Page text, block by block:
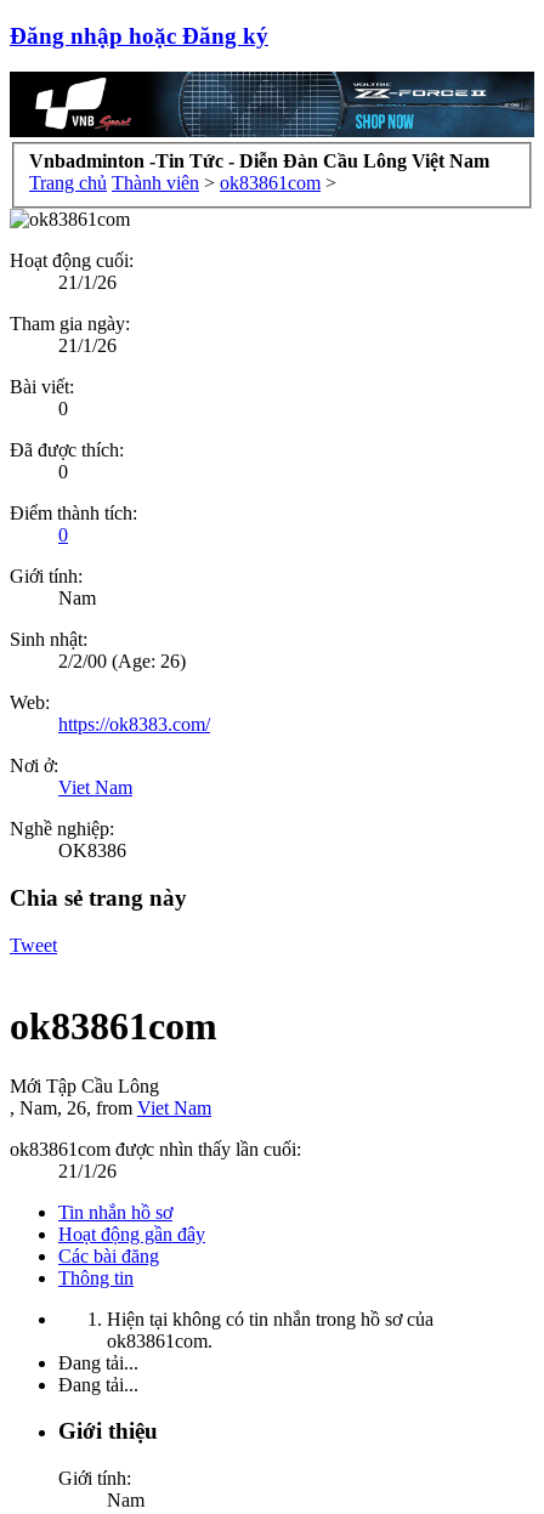
Đăng nhập hoặc Đăng ký
Vnbadminton -Tin Tức - Diễn Đàn Cầu Lông Việt Nam
Trang chủ Thành viên > ok83861com >
Hoạt động cuối:
21/1/26
Tham gia ngày:
21/1/26
Bài viết:
0
Đã được thích:
0
Điểm thành tích:
0
Giới tính:
Nam
Sinh nhật:
2/2/00 (Age: 26)
Web:
https://ok8383.com/
Nơi ở:
Viet Nam
Nghề nghiệp:
OK8386
Chia sẻ trang này
Tweet
ok83861com
Mới Tập Cầu Lông
, Nam, 26, from Viet Nam
ok83861com được nhìn thấy lần cuối:
21/1/26
Tin nhắn hồ sơ
Hoạt động gần đây
Các bài đăng
Thông tin
Hiện tại không có tin nhắn trong hồ sơ của
ok83861com.
Đang tải...
Đang tải...
Giới thiệu
Giới tính:
Nam